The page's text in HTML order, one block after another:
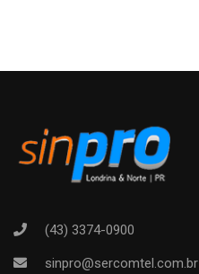
(43) 3374-0900
sinpro@sercomtel.com.br